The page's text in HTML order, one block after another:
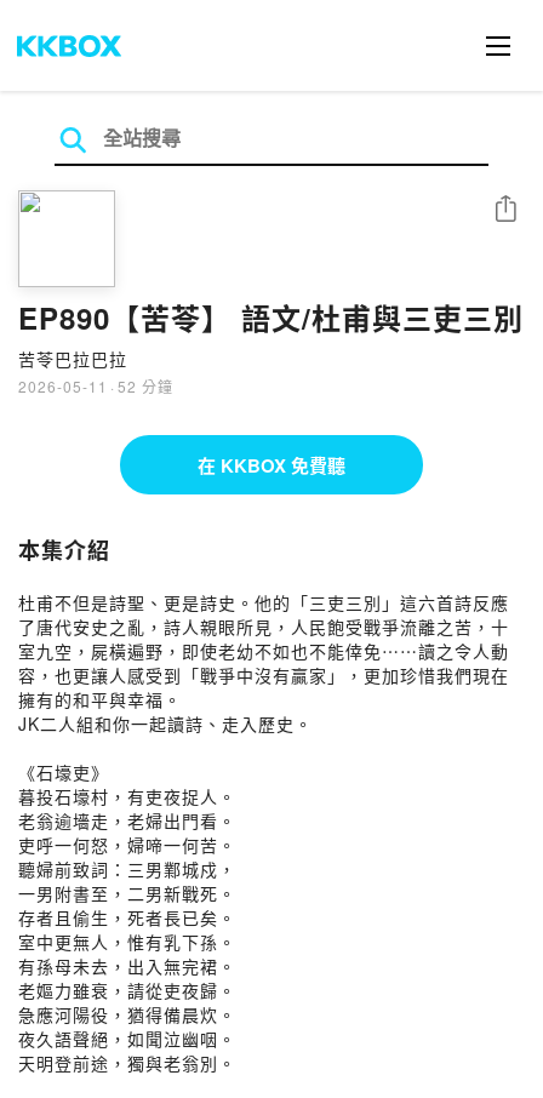
EP890【苦苓】 語文/杜甫與三吏三別
苦苓巴拉巴拉
2026-05-11 · 52 分鐘
分享
在 KKBOX 免費聽
本集介紹
杜甫不但是詩聖、更是詩史。他的「三吏三別」這六首詩反應
了唐代安史之亂，詩人親眼所見，人民飽受戰爭流離之苦，十
室九空，屍橫遍野，即使老幼不如也不能倖免⋯⋯讀之令人動
容，也更讓人感受到「戰爭中沒有贏家」，更加珍惜我們現在
擁有的和平與幸福。
JK二人組和你一起讀詩、走入歷史。
《石壕吏》
暮投石壕村，有吏夜捉人。
老翁逾墻走，老婦出門看。
吏呼一何怒，婦啼一何苦。
聽婦前致詞：三男鄴城戍，
一男附書至，二男新戰死。
存者且偷生，死者長已矣。
室中更無人，惟有乳下孫。
有孫母未去，出入無完裙。
老嫗力雖衰，請從吏夜歸。
急應河陽役，猶得備晨炊。
夜久語聲絕，如聞泣幽咽。
天明登前途，獨與老翁別。